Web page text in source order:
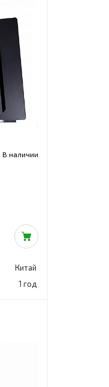
В наличии
Китай
1 год